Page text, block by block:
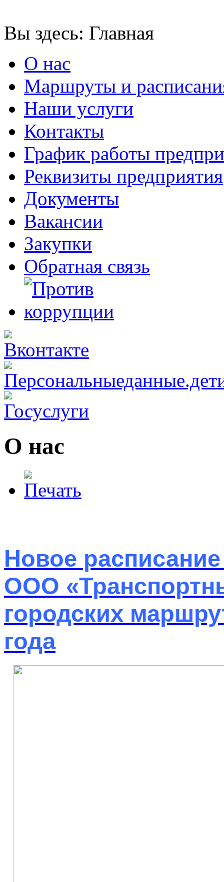
Вы здесь: Главная
О нас
Маршруты и
Наши услуги
Контакты
График работы
Реквизиты предприятия
Документы
Вакансии
Закупки
Обратная связь
О нас
Новое
ООО
городских
года